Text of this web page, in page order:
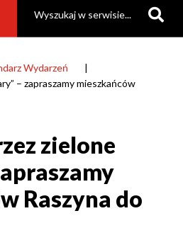
Wydarzeń
– zapraszamy mieszkańców
zielone
Raszyna do